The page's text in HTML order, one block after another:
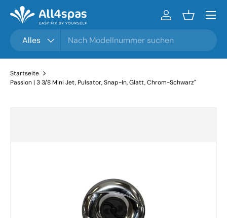
Zum Inhalt gehen
Alles
Einloggen
Menü
Startseite
Passion | 3 3/8 Mini Jet, Pulsator, Snap-In, Glatt, Chrom-Schwarz"